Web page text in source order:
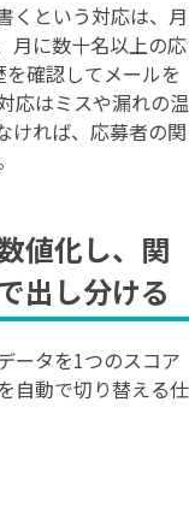
くという対応は、月
月に数十名以上の応
確認してメールを
応はミスや漏れの温
ければ、応募者の関
値化し、関
出し分ける
ータを1つのスコア
自動で切り替える仕